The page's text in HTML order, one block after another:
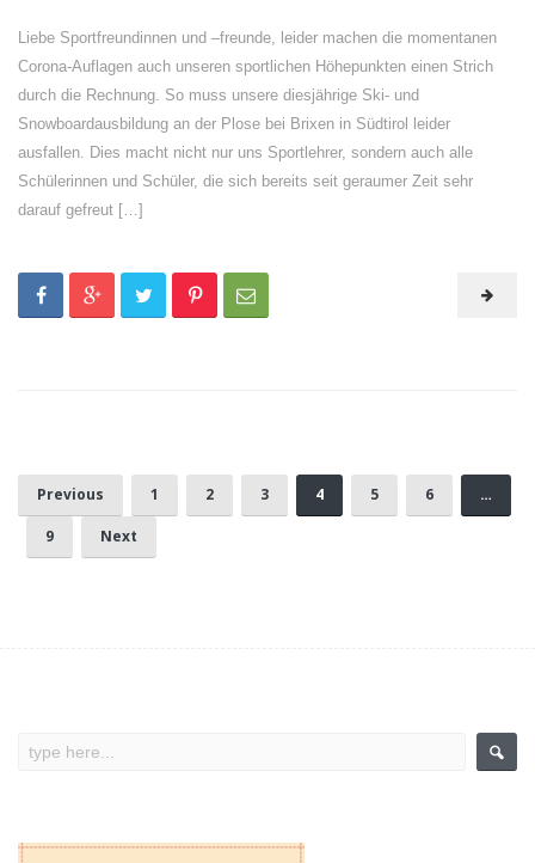
Liebe Sportfreundinnen und –freunde, leider machen die momentanen
Corona-Auflagen auch unseren sportlichen Höhepunkten einen Strich
durch die Rechnung. So muss unsere diesjährige Ski- und
Snowboardausbildung an der Plose bei Brixen in Südtirol leider
ausfallen. Dies macht nicht nur uns Sportlehrer, sondern auch alle
Schülerinnen und Schüler, die sich bereits seit geraumer Zeit sehr
darauf gefreut […]
Previous 1 2 3 4 5 6 …
9 Next